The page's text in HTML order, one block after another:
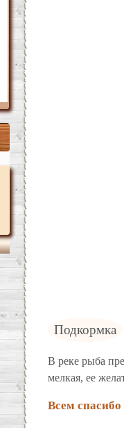
Подкормка
В реке рыба
мелкая, ее
Всем